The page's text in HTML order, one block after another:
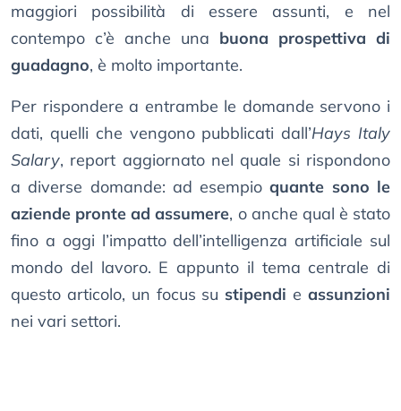
maggiori possibilità di essere assunti, e nel
contempo c’è anche una buona prospettiva di
guadagno, è molto importante.
Per rispondere a entrambe le domande servono i
dati, quelli che vengono pubblicati dall’Hays Italy
Salary, report aggiornato nel quale si rispondono
a diverse domande: ad esempioquante sono le
aziende pronte ad assumere, o anche qual è stato
fino a oggi l’impatto dell’intelligenza artificiale sul
mondo del lavoro. E appunto il tema centrale di
questo articolo, un focus su stipendi eassunzioni
nei vari settori.